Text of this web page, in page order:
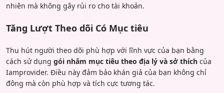
nhiên mà không gây rủi ro cho tài khoản.
Tăng Lượt Theo dõi Có Mục tiêu
Thu hút người theo dõi phù hợp với lĩnh vực của bạn bằng
cách sử dụng gói nhắm mục tiêu theo địa lý và sở thích của
Iamprovider. Điều này đảm bảo khán giả của bạn không chỉ
đông mà còn phù hợp và tích cực tương tác.